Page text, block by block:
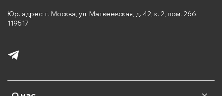
Юр. адрес: г. Москва, ул. Матвеевская, д. 42, к. 2, пом. 266.
119517